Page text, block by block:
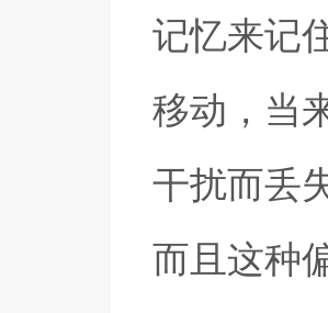
记忆来记
移动，当
干扰而丢
而且这种